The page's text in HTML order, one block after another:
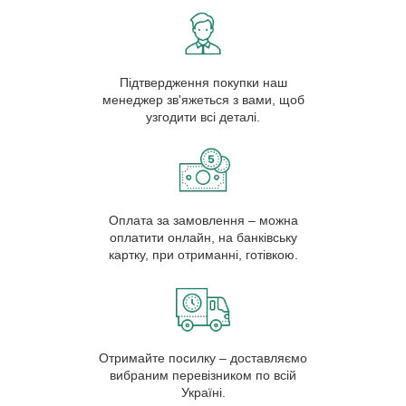
Підтвердження покупки наш
менеджер зв'яжеться з вами, щоб
узгодити всі деталі.
Оплата за замовлення – можна
оплатити онлайн, на банківську
картку, при отриманні, готівкою.
Отримайте посилку – доставляємо
вибраним перевізником по всій
Україні.